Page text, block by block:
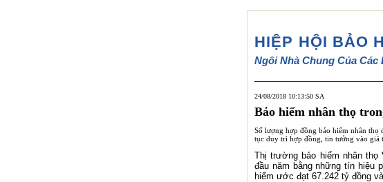
HIỆP HỘI BẢO
Ngôi Nhà Chung Của
24/08/2018 10:13:50 SA
Bảo hiểm nhân thọ
Số lượng hợp đồng bảo hiểm nhân thọ
tục duy trì hợp đồng, tin tưởng vào giá
Thị trường bảo hiểm nhân thọ
đầu năm bằng những tín hiệu
hiểm ước đạt 67.242 tỷ đồng